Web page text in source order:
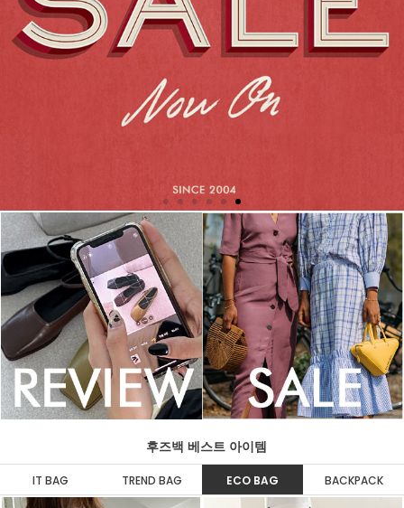
후즈백 베스트 아이템
IT BAG TREND BAG ECO BAG BACKPACK